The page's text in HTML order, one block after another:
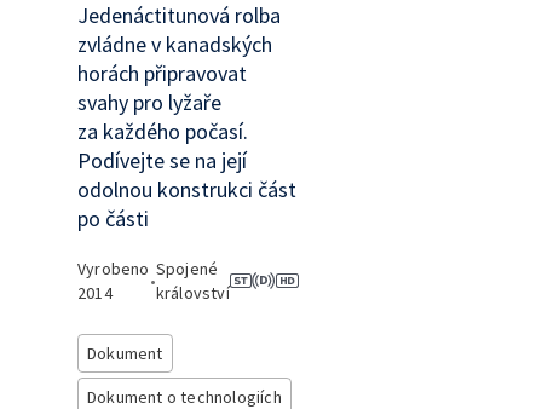
Jedenáctitunová rolba
zvládne v kanadských
horách připravovat
svahy pro lyžaře
za každého počasí.
Podívejte se na její
odolnou konstrukci část
po části
Vyrobeno
2014
•
Spojené
království
Dokument
Dokument o technologiích